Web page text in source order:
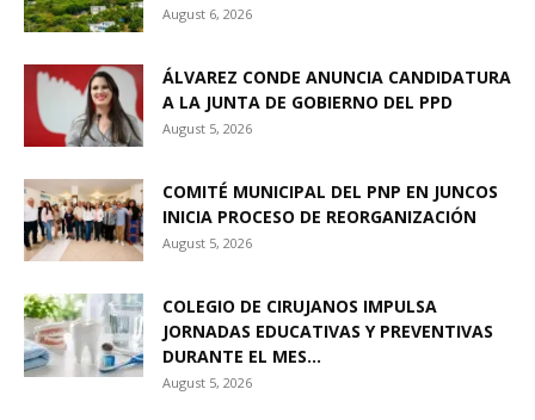
August 6, 2026
ÁLVAREZ CONDE ANUNCIA CANDIDATURA
A LA JUNTA DE GOBIERNO DEL PPD
August 5, 2026
COMITÉ MUNICIPAL DEL PNP EN JUNCOS
INICIA PROCESO DE REORGANIZACIÓN
August 5, 2026
COLEGIO DE CIRUJANOS IMPULSA
JORNADAS EDUCATIVAS Y PREVENTIVAS
DURANTE EL MES...
August 5, 2026